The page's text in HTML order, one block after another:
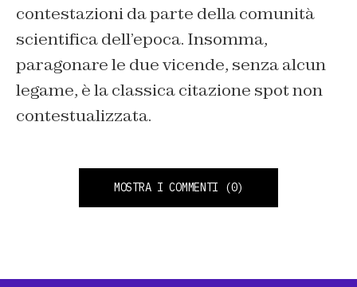
contestazioni da parte della comunità
scientifica dell’epoca. Insomma,
paragonare le due vicende, senza alcun
legame, è la classica citazione spot non
contestualizzata.
MOSTRA I COMMENTI (0)